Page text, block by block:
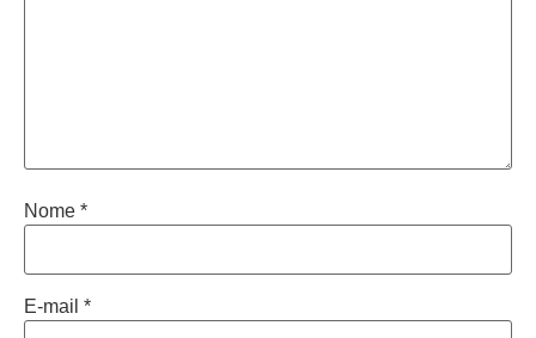
Nome *
E-mail *